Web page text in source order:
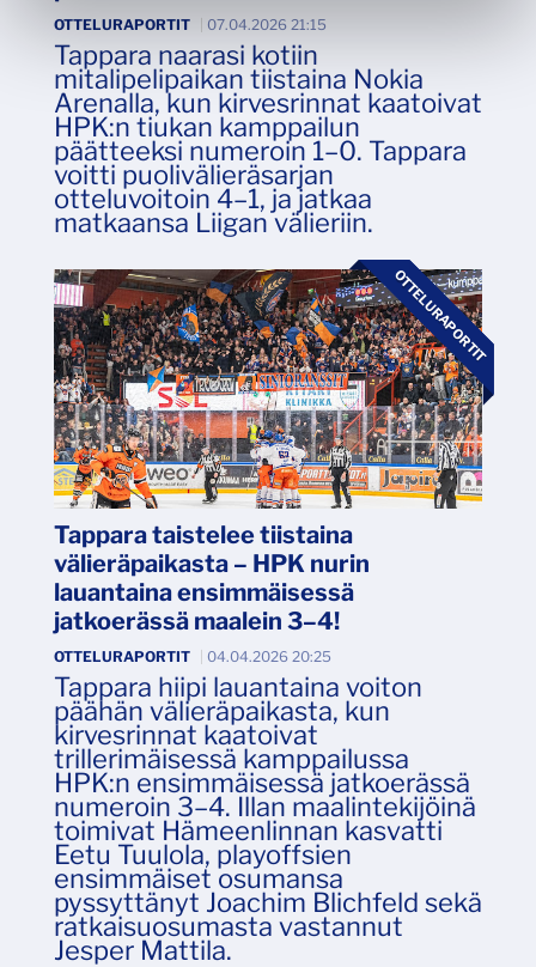
OTTELURAPORTIT 07.04.2026 21:15
Tappara naarasi kotiin
mitalipelipaikan tiistaina Nokia
Arenalla, kun kirvesrinnat kaatoivat
HPK:n tiukan kamppailun
päätteeksi numeroin 1–0. Tappara
voitti puolivälieräsarjan
otteluvoitoin 4–1, ja jatkaa
matkaansa Liigan välieriin.
OTTELURAPORTIT
Tappara taistelee tiistaina
välieräpaikasta – HPK nurin
lauantaina ensimmäisessä
jatkoerässä maalein 3–4!
OTTELURAPORTIT 04.04.2026 20:25
Tappara hiipi lauantaina voiton
päähän välieräpaikasta, kun
kirvesrinnat kaatoivat
trillerimäisessä kamppailussa
HPK:n ensimmäisessä jatkoerässä
numeroin 3–4. Illan maalintekijöinä
toimivat Hämeenlinnan kasvatti
Eetu Tuulola, playoffsien
ensimmäiset osumansa
pyssyttänyt Joachim Blichfeld sekä
ratkaisuosumasta vastannut
Jesper Mattila.